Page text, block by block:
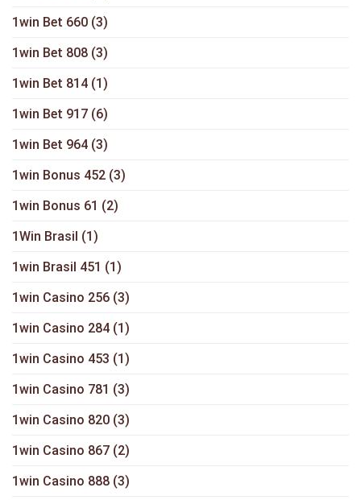
1win Bet 660 (3)
1win Bet 808 (3)
1win Bet 814 (1)
1win Bet 917 (6)
1win Bet 964 (3)
1win Bonus 452 (3)
1win Bonus 61 (2)
1Win Brasil (1)
1win Brasil 451 (1)
1win Casino 256 (3)
1win Casino 284 (1)
1win Casino 453 (1)
1win Casino 781 (3)
1win Casino 820 (3)
1win Casino 867 (2)
1win Casino 888 (3)